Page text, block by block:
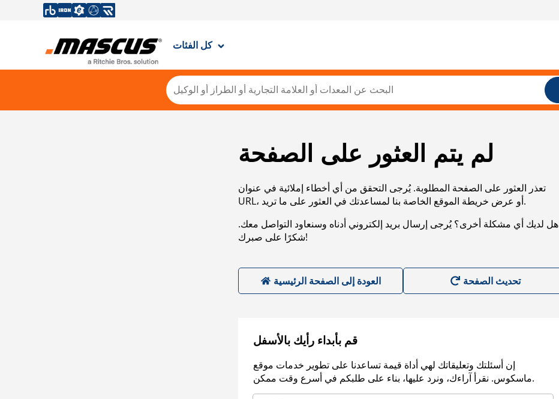
كل الفئات
لم يتم العثور على الصفحة
تعذر العثور على الصفحة المطلوبة. يُرجى التحقق من أي أخطاء إملائية في عنوان
URL، أو عرض خريطة الموقع الخاصة بنا لمساعدتك في العثور على ما تريد.
هل لديك أي مشكلة أخرى؟ يُرجى إرسال بريد إلكتروني أدناه وسنعاود التواصل معك.
شكرًا على صبرك!
العودة إلى الصفحة الرئيسية
قم بأبداء رأيك بالأسفل
إن أسئلتك وتعليقاتك لهي أداة قيمة تساعدنا على تطوير خدمات موقع
ماسكوس. نقرأ آراءك، ونرد عليها، بناء على طلبكم في أسرع وقت ممكن.